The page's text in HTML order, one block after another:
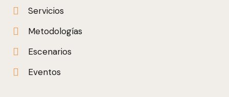
Servicios
Metodologías
Escenarios
Eventos